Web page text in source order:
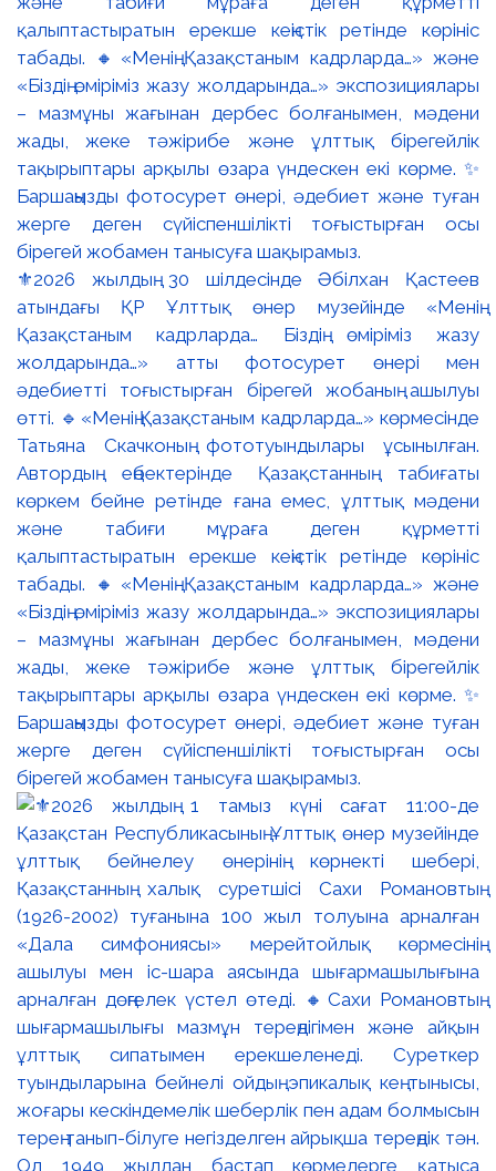
⚜️2026 жылдың 30 шілдесінде Әбілхан Қастеев
атындағы ҚР Ұлттық өнер музейінде «Менің
Қазақстаным кадрларда… Біздің өміріміз жазу
жолдарында…» атты фотосурет өнері мен
әдебиетті тоғыстырған бірегей жобаның ашылуы
өтті. 🔹«Менің Қазақстаным кадрларда…» көрмесінде
Татьяна Скачконың фототуындылары ұсынылған.
Автордың еңбектерінде Қазақстанның табиғаты
көркем бейне ретінде ғана емес, ұлттық мәдени
және табиғи мұраға деген құрметті
қалыптастыратын ерекше кеңістік ретінде көрініс
табады. 🔸«Менің Қазақстаным кадрларда…» және
«Біздің өміріміз жазу жолдарында…» экспозициялары
– мазмұны жағынан дербес болғанымен, мәдени
жады, жеке тәжірибе және ұлттық бірегейлік
тақырыптары арқылы өзара үндескен екі көрме. ✨
Баршаңызды фотосурет өнері, әдебиет және туған
жерге деген сүйіспеншілікті тоғыстырған осы
бірегей жобамен танысуға шақырамыз.